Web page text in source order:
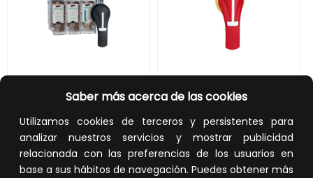
Saber más acerca de las cookies
Utilizamos cookies de terceros y persistentes para
analizar nuestros servicios y mostrar publicidad
relacionada con las preferencias de los usuarios en
base a sus hábitos de navegación. Puedes obtener más
89,86 €
Impuestos no incluidos.
105,76 €
Impuestos no incluidos.